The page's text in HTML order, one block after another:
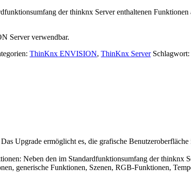
der thinknx Server enthaltenen
Server verwendbar.
ThinKnx ENVISION, ThinKnx Server Schlagwort:
Upgrade ermöglicht es, die grafische
Neben den im Standard­funktionsumfang der
generische Funktionen, Szenen, RGB-Funktionen,